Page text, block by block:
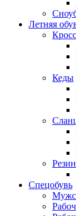
Летняя
Кеды
Спецобувь